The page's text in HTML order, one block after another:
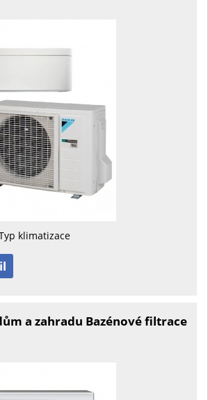
klimatizace
a zahradu Bazénové filtrace